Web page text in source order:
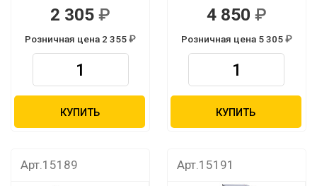
2 305
Розничная цена 2 355
КУПИТЬ
4 850
Розничная цена 5 305
КУПИТЬ
Арт.15189 Арт.15191